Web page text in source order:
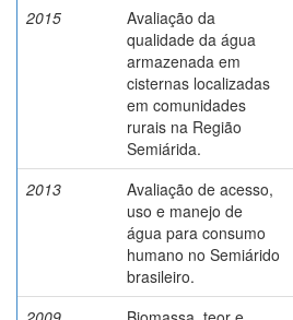
2015
Avaliação da
qualidade da água
armazenada em
cisternas localizadas
em comunidades
rurais na Região
Semiárida.
2013
Avaliação de acesso,
uso e manejo de
água para consumo
humano no Semiárido
brasileiro.